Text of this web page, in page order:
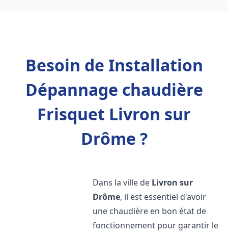
Besoin de Installation
Dépannage chaudière
Frisquet Livron sur
Drôme ?
Dans la ville de Livron sur
Drôme, il est essentiel d'avoir
une chaudière en bon état de
fonctionnement pour garantir le